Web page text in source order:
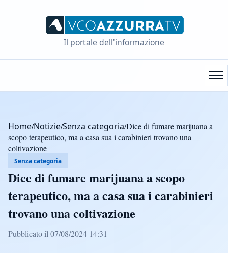
Il portale dell'informazione
Home/Notizie/Senza categoria/Dice di fumare marijuana a
scopo terapeutico, ma a casa sua i carabinieri trovano una
coltivazione
Senza categoria
Dice di fumare marijuana a scopo
terapeutico, ma a casa sua i carabinieri
trovano una coltivazione
Pubblicato il 07/08/2024 14:31